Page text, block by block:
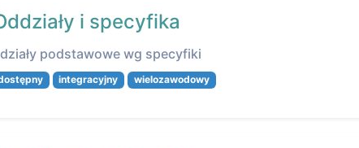
i specyfika
podstawowe wg specyfiki
integracyjny wielozawodowy